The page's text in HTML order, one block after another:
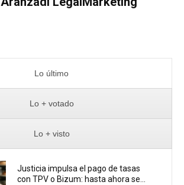
Lo último
Lo + votado
Lo + visto
Justicia impulsa el pago de tasas
con TPV o Bizum: hasta ahora se...